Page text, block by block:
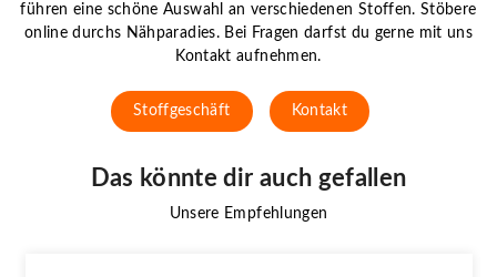
führen eine schöne Auswahl an verschiedenen Stoffen. Stöbere
online durchs Nähparadies. Bei Fragen darfst du gerne mit uns
Kontakt aufnehmen.
Stoffgeschäft Kontakt
Das könnte dir auch gefallen
Unsere Empfehlungen